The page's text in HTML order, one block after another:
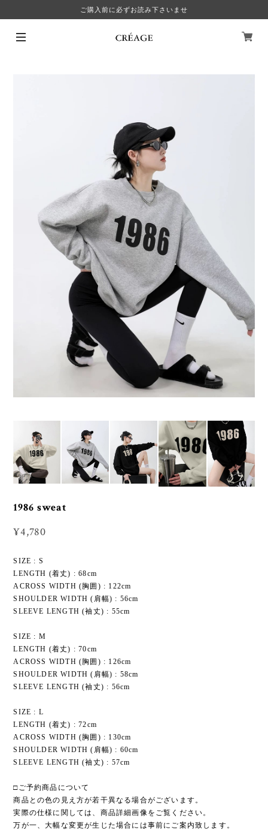
ご購入前に必ずお読み下さいませ
1986 sweat
¥4,780
SIZE : S
LENGTH (着丈) : 68cm
ACROSS WIDTH (胸囲) : 122cm
SHOULDER WIDTH (肩幅) : 56cm
SLEEVE LENGTH (袖丈) : 55cm
SIZE : M
LENGTH (着丈) : 70cm
ACROSS WIDTH (胸囲) : 126cm
SHOULDER WIDTH (肩幅) : 58cm
SLEEVE LENGTH (袖丈) : 56cm
SIZE : L
LENGTH (着丈) : 72cm
ACROSS WIDTH (胸囲) : 130cm
SHOULDER WIDTH (肩幅) : 60cm
SLEEVE LENGTH (袖丈) : 57cm
□ご予約商品について
商品との色の見え方が若干異なる場合がございます。
実際の仕様に関しては、商品詳細画像をご覧ください。
万が一、大幅な変更が生じた場合には事前にご案内致します。